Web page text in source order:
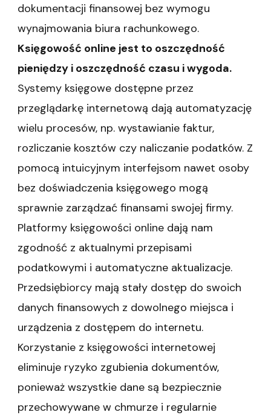
dokumentacji finansowej bez wymogu
wynajmowania biura rachunkowego.
Księgowość online jest to oszczędność
pieniędzy i oszczędność czasu i wygoda.
Systemy księgowe dostępne przez
przeglądarkę internetową dają automatyzację
wielu procesów, np. wystawianie faktur,
rozliczanie kosztów czy naliczanie podatków. Z
pomocą intuicyjnym interfejsom nawet osoby
bez doświadczenia księgowego mogą
sprawnie zarządzać finansami swojej firmy.
Platformy księgowości online dają nam
zgodność z aktualnymi przepisami
podatkowymi i automatyczne aktualizacje.
Przedsiębiorcy mają stały dostęp do swoich
danych finansowych z dowolnego miejsca i
urządzenia z dostępem do internetu.
Korzystanie z księgowości internetowej
eliminuje ryzyko zgubienia dokumentów,
ponieważ wszystkie dane są bezpiecznie
przechowywane w chmurze i regularnie